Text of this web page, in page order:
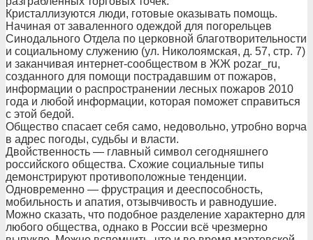
Кристаллизуются люди, готовые оказывать помощь.
Начиная от заваленного одеждой для погорельцев
Синодального Отдела по церковной благотворительности
и социальному служению (ул. Николоямская, д. 57, стр. 7)
и заканчивая интернет-сообществом в ЖЖ pozar_ru,
созданного для помощи пострадавшим от пожаров,
информации о распространении лесных пожаров 2010
года и любой информации, которая поможет справиться
с этой бедой.
Общество спасает себя само, недовольно, утробно ворча
в адрес погоды, судьбы и власти.
Двойственность — главный символ сегодняшнего
российского общества. Схожие социальные типы
демонстрируют противоположные тенденции.
Одновременно — фрустрация и дееспособность,
мобильность и апатия, отзывчивость и равнодушие.
Можно сказать, что подобное разделение характерно для
любого общества, однако в России всё чрезмерно